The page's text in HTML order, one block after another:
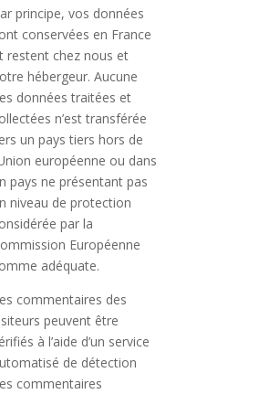
principe, vos données
conservées en France
restent chez nous et
hébergeur. Aucune
données traitées et
n’est transférée
un pays tiers hors de
européenne ou dans
pays ne présentant pas
niveau de protection
par la
Européenne
adéquate.
commentaires des
peuvent être
à l’aide d’un service
de détection
commentaires